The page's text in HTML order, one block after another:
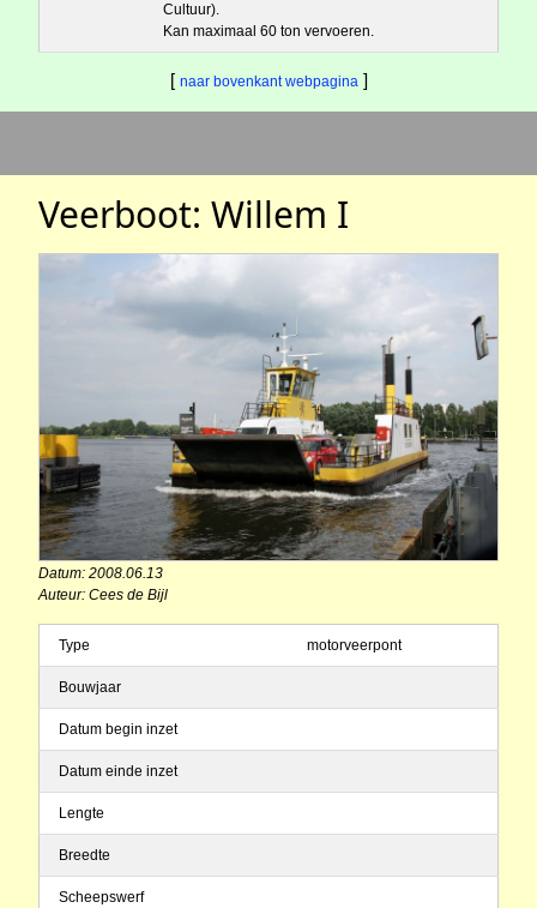
Cultuur).
Kan maximaal 60 ton vervoeren.
[ naar bovenkant webpagina ]
Veerboot: Willem I
Datum: 2008.06.13
Auteur: Cees de Bijl
Type motorveerpont
Bouwjaar
Datum begin inzet
Datum einde inzet
Lengte
Breedte
Scheepswerf